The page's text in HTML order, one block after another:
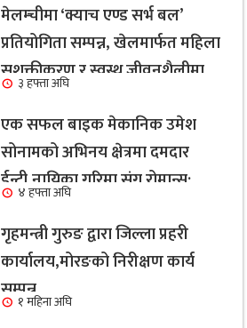
मेलम्चीमा ‘क्याच एण्ड सर्भ बल’
प्रतियोगिता सम्पन्न, खेलमार्फत महिला
सशक्तीकरण र स्वस्थ जीवनशैलीमा
जोड
३ हफ्ता अघि
एक सफल बाइक मेकानिक उमेश
सोनामको अभिनय क्षेत्रमा दमदार
ईन्ट्री,नायिका गरिमा संग रोमान्स:
हेर्नुहोस भिडियो ।
४ हफ्ता अघि
गृहमन्त्री गुरुङ द्वारा जिल्ला प्रहरी
कार्यालय,मोरङको निरीक्षण कार्य
सम्पन्न१ महिना अघि